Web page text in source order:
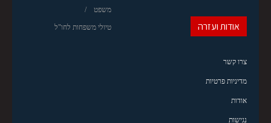
משפט
טיולי משפחות לחו"ל אודות ועזרה
צרו קשר
מדיניות פרטיות
אודות
נגישות